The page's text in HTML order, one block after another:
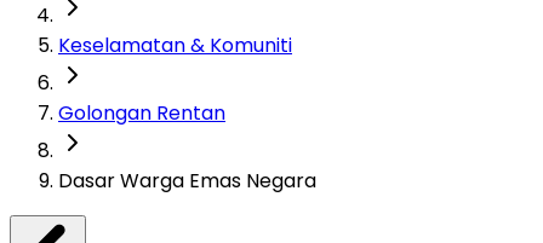
Keselamatan & Komuniti
Golongan Rentan
Dasar Warga Emas Negara